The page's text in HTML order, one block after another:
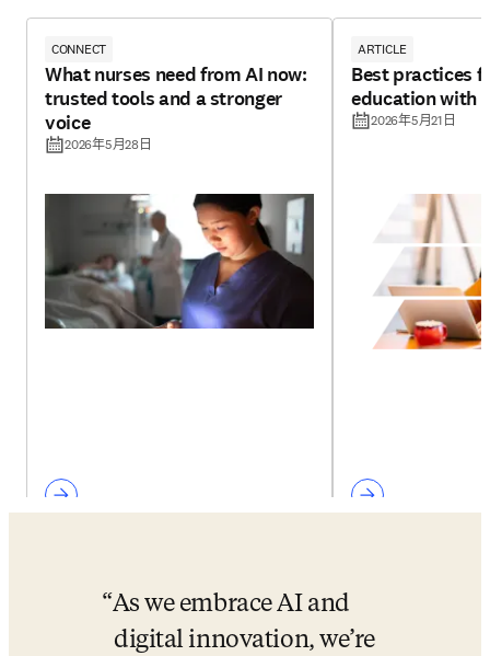
CONNECT
What nurses need from AI now:
trusted tools and a stronger
voice
2026年5月28日
ARTICLE
Best practices
education with
2026年5月21日
As we embrace AI and
digital innovation, we’re